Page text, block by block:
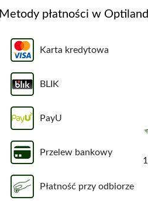
Metody płatności w Optiland
Karta kredytowa
BLIK
PayU
Przelew bankowy
Płatność przy odbiorze